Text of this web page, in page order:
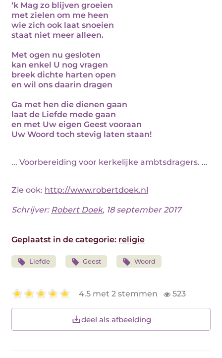
‘k Mag zo blijven groeien
met zielen om me heen
wie zich ook laat snoeien
staat niet meer alleen.
Met ogen nu gesloten
kan enkel U nog vragen
breek dichte harten open
en wil ons daarin dragen
Ga met hen die dienen gaan
laat de Liefde mede gaan
en met Uw eigen Geest vooraan
Uw Woord toch stevig laten staan!
... Voorbereiding voor kerkelijke ambtsdragers. ...
Zie ook: http://www.robertdoek.nl
Schrijver: Robert Doek, 18 september 2017
Geplaatst in de categorie: religie
Liefde Geest Woord
4.5 met 2 stemmen 523
deel als afbeelding